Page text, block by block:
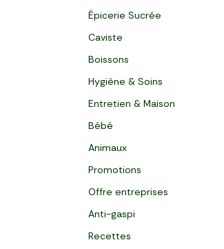
Épicerie Sucrée
Caviste
Boissons
Hygiène & Soins
Entretien & Maison
Bébé
Animaux
Promotions
Offre entreprises
Anti-gaspi
Recettes